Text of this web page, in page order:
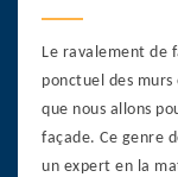
Le ravalement de
ponctuel des
que nous allons
façade. Ce genre
un expert en la